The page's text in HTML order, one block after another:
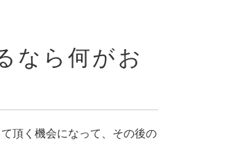
なら何がお
頂く機会になって、その後の